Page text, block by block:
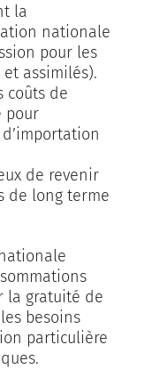
la
nationale
pour les
assimilés).
coûts de
pour
de revenir
de long terme
la gratuité de
besoins
particulière